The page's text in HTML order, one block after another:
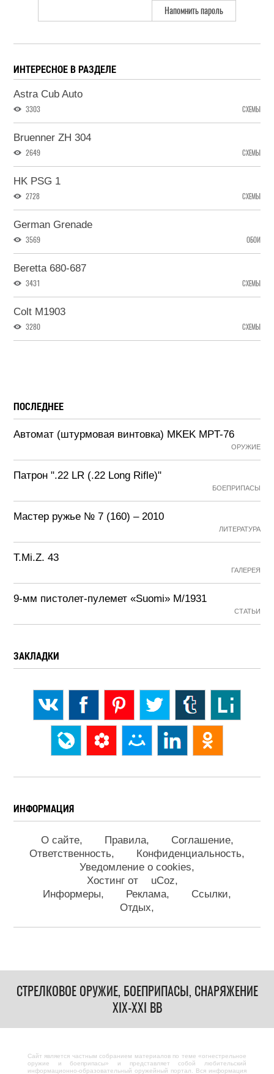
Напомнить пароль
ИНТЕРЕСНОЕ В РАЗДЕЛЕ
Astra Cub Auto
3303 СХЕМЫ
Bruenner ZH 304
2649 СХЕМЫ
HK PSG 1
2728 СХЕМЫ
German Grenade
3569 ОБОИ
Beretta 680-687
3431 СХЕМЫ
Colt M1903
3280 СХЕМЫ
ПОСЛЕДНЕЕ
Автомат (штурмовая винтовка) MKEK MPT-76
ОРУЖИЕ
Патрон ".22 LR (.22 Long Rifle)"
БОЕПРИПАСЫ
Мастер ружье № 7 (160) – 2010
ЛИТЕРАТУРА
T.Mi.Z. 43
ГАЛЕРЕЯ
9-мм пистолет-пулемет «Suomi» М/1931
СТАТЬИ
ЗАКЛАДКИ
ИНФОРМАЦИЯ
О сайте Правила
Соглашение
Ответственность
Конфиденциальность
Уведомление о cookies
Хостинг от
uCoz
Информеры
Реклама
Ссылки
Отдых
СТРЕЛКОВОЕ ОРУЖИЕ, БОЕПРИПАСЫ, СНАРЯЖЕНИЕ
XIX-XXI ВВ
Сайт является частным собранием материалов по теме «огнестрельное
оружие и боеприпасы» и представляет собой любительский
информационно-образовательный оружейный портал. Вся информация